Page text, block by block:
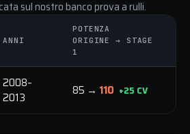
sul nostro banco prova a rulli.
ANNI
POTENZA
ORIGINE → STAGE
1
2008–
2013
85 → 110 +25 CV